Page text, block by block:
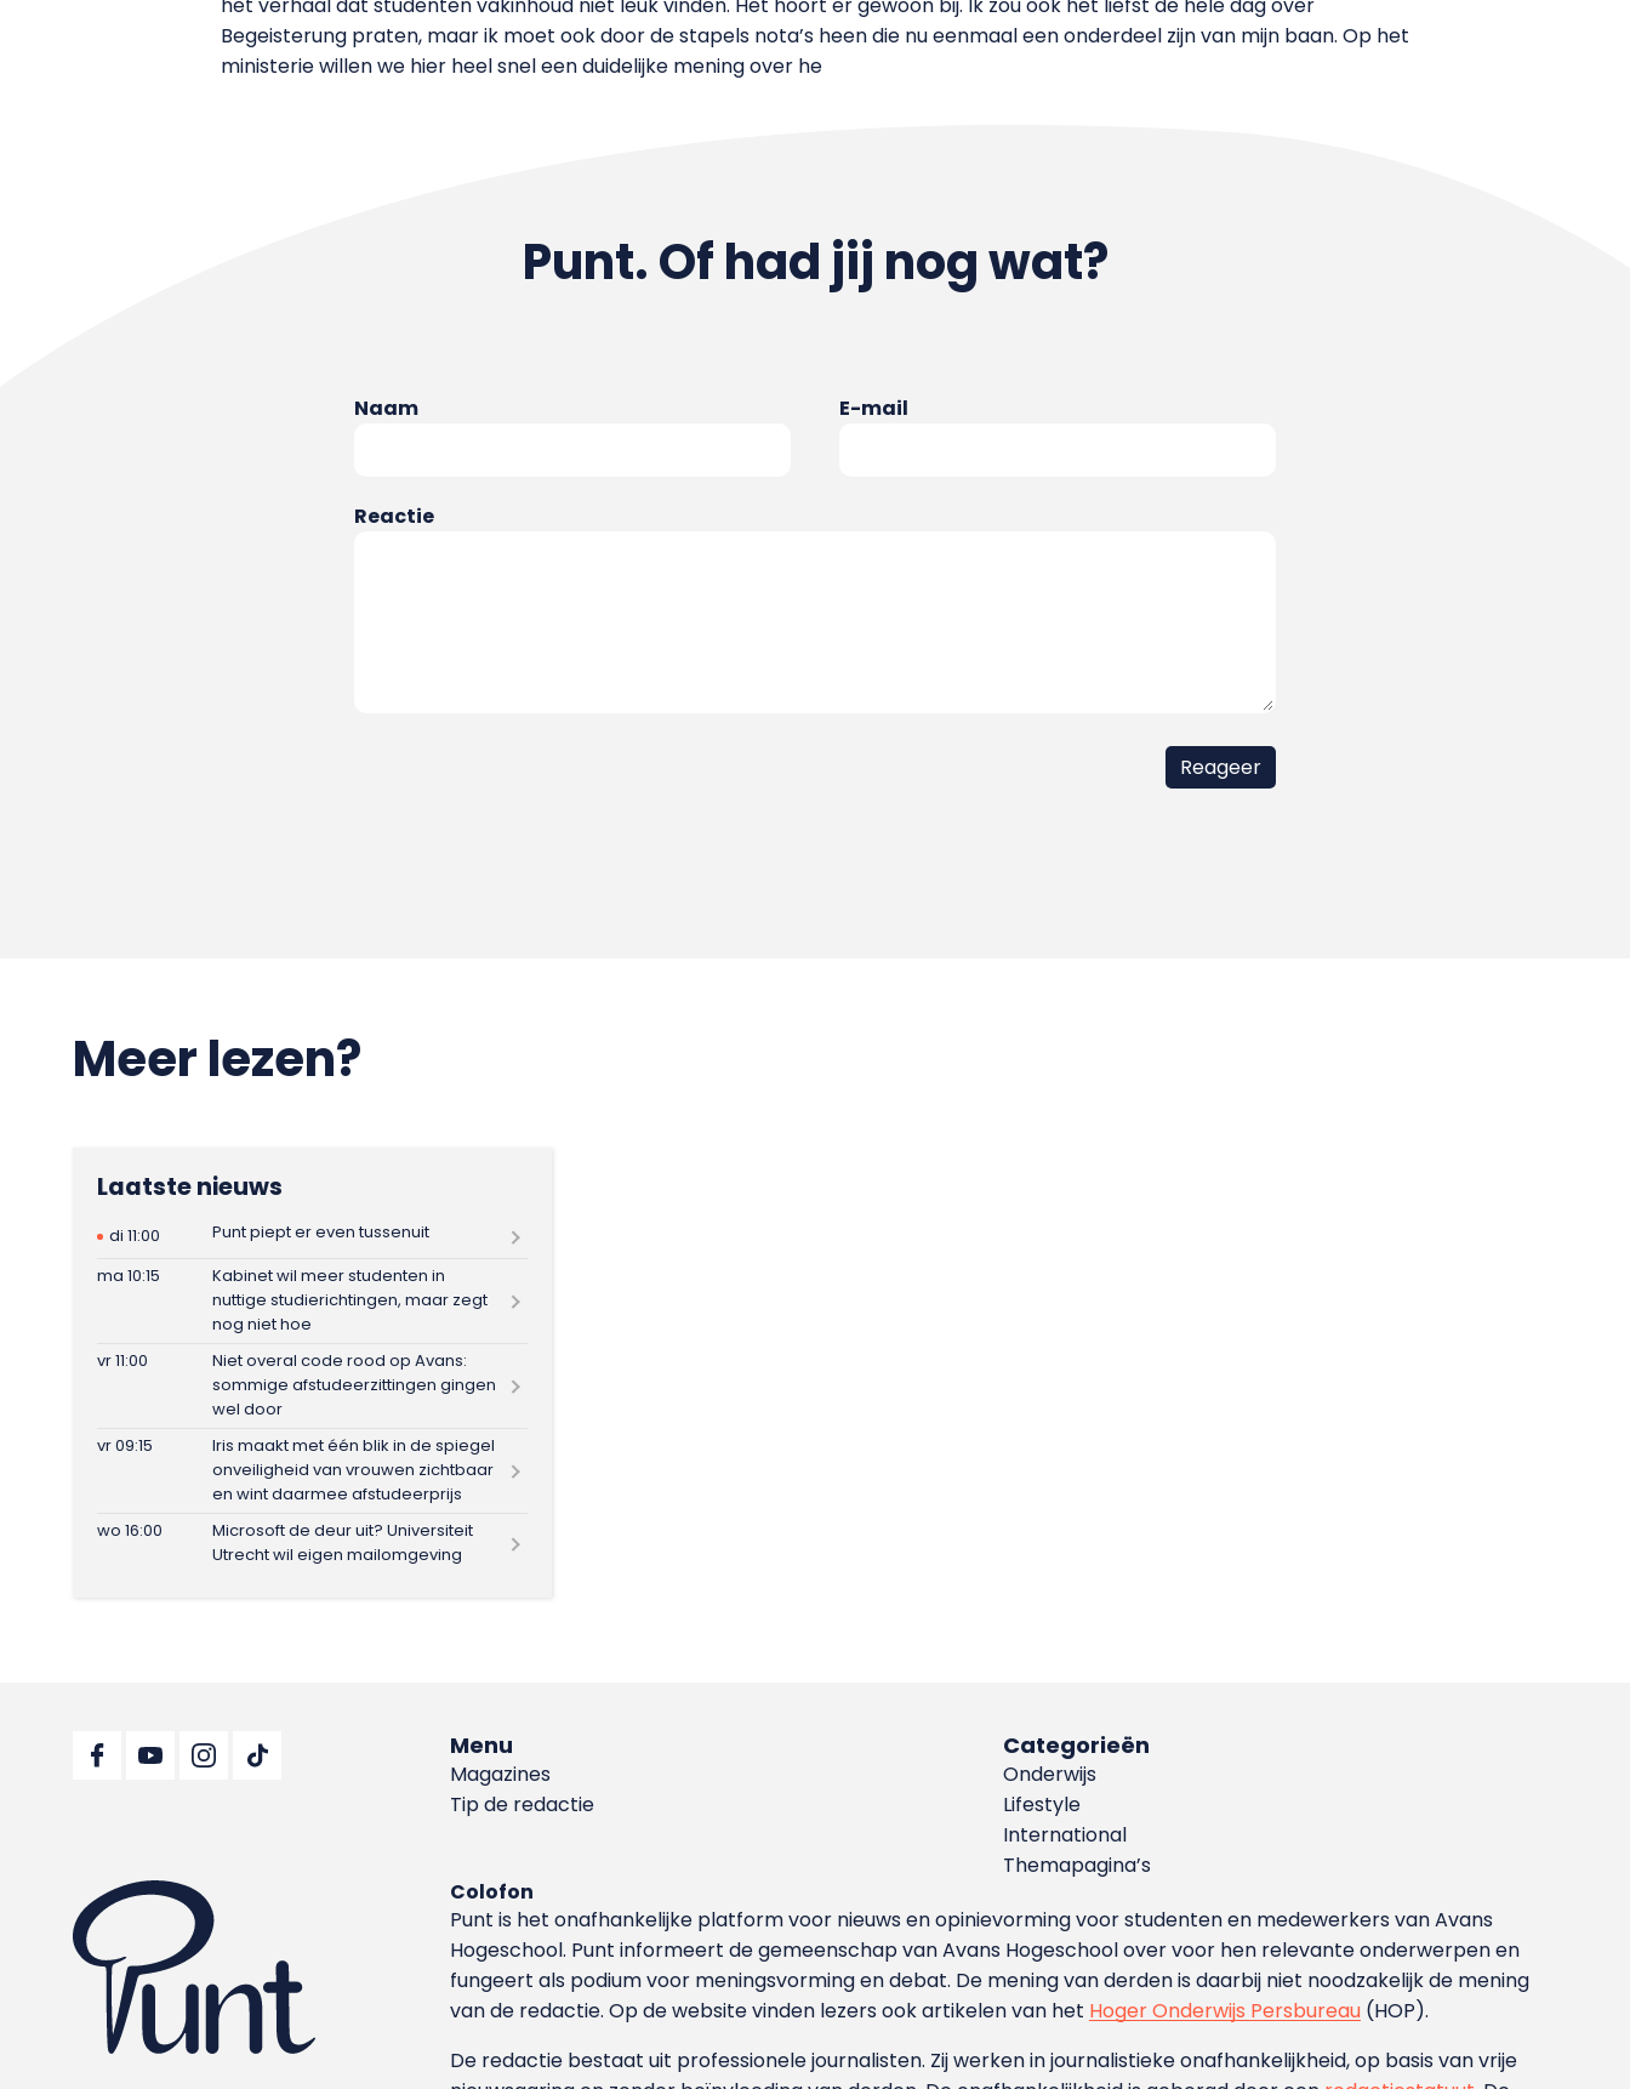
Begeisterung praten, maar ik moet ook door de stapels nota’s heen die nu eenmaal een onderdeel zijn van mijn baan. Op het
ministerie willen we hier heel snel een duidelijke mening over he
Punt. Of had jij nog wat?
Naam E-mail
Reactie
Meer lezen?
Laatste nieuws
di 11:00
Punt piept er even tussenuit
ma 10:15
Kabinet wil meer studenten in
nuttige studierichtingen, maar zegt
nog niet hoe
vr 11:00
Niet overal code rood op Avans:
sommige afstudeerzittingen gingen
wel door
vr 09:15
Iris maakt met één blik in de spiegel
onveiligheid van vrouwen zichtbaar
en wint daarmee afstudeerprijs
wo 16:00
Microsoft de deur uit? Universiteit
Utrecht wil eigen mailomgeving
Menu
Magazines
Tip de redactie
Categorieën
Onderwijs
Lifestyle
International
Themapagina’s
Colofon
Punt is het onafhankelijke platform voor nieuws en opinievorming voor studenten en medewerkers van Avans
Hoge­school. Punt informeert de gemeenschap van Avans Hogeschool over voor hen relevante onderwerpen en
fungeert als podium voor meningsvorming en debat. De mening van derden is daarbij niet noodzakelijk de mening
van de redactie. Op de website vinden lezers ook artikelen van het Hoger Onderwijs Persbureau (HOP).
De redactie bestaat uit professionele journalisten. Zij werken in journalistieke onafhankelijkheid, op basis van vrije